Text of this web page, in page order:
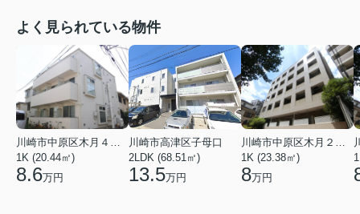
よく見られている物件
川崎市中原区木月４丁目
1K (20.44㎡)
8.6万円
川崎市高津区子母口
2LDK (68.51㎡)
13.5万円
川崎市中原区木月２丁目
1K (23.38㎡)
8万円